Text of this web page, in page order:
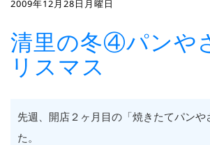
2009年12月28日月曜日
清里の冬④パンや
リスマス
先週、開店２ヶ月目の「焼きたてパンや
た。